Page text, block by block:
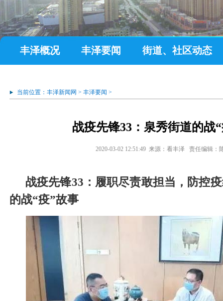
丰泽概况 丰泽要闻 街道、社区动态
当前位置： 丰泽新闻网 > 丰泽要闻 >
战疫先锋33：泉秀街道的战
2020-03-02 12:51:49 来源：看丰泽 责任编辑：
战疫先锋33：履职尽责敢担当，防控
的战“疫”故事